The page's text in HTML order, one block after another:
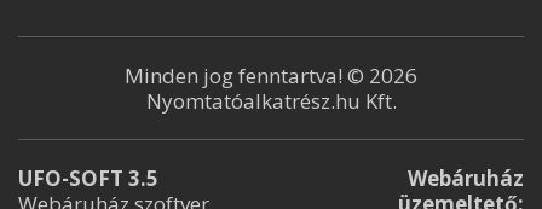
Minden jog fenntartva! © 2026
Nyomtatóalkatrész.hu Kft.
UFO-SOFT 3.5
Webáruház szoftver
Webáruház
üzemeltető: